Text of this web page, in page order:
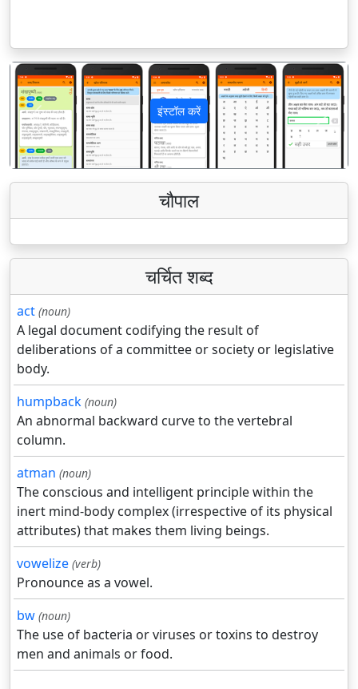
इंस्टॉल करें
पिछला अगला
चौपाल
चर्चित शब्द
act (noun)
A legal document codifying the result of
deliberations of a committee or society or legislative
body.
humpback (noun)
An abnormal backward curve to the vertebral
column.
atman (noun)
The conscious and intelligent principle within the
inert mind-body complex (irrespective of its physical
attributes) that makes them living beings.
vowelize (verb)
Pronounce as a vowel.
bw (noun)
The use of bacteria or viruses or toxins to destroy
men and animals or food.